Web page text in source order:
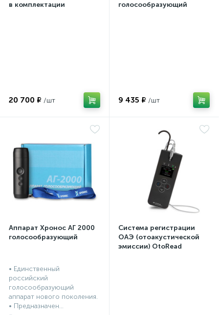
в комплектации
20 700 ₽
голосообразующий
9 435 ₽
Аппарат Хронос АГ 2000
голосообразующий
• Единственный
российский
голосообразующий
аппарат нового поколения.
• Предназначен...
Система регистрации
ОАЭ (отоакустической
эмиссии) OtoRead